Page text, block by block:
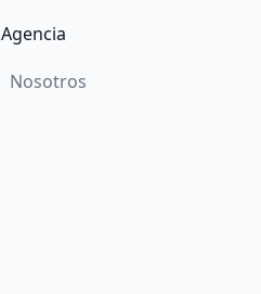
Agencia
Nosotros